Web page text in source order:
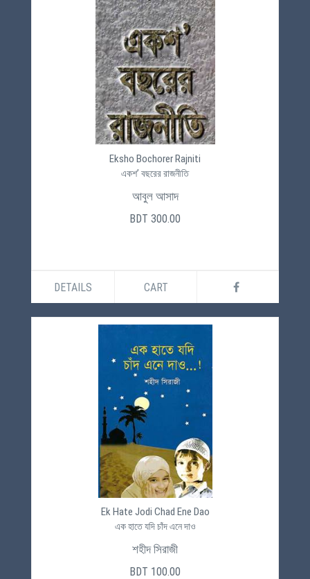
Eksho Bochorer Rajniti
একশ’ বছরের রাজনীতি
আবুল আসাদ
BDT 300.00
DETAILS CART
Ek Hate Jodi Chad Ene Dao
এক হাতে যদি চাঁদ এনে দাও
শহীদ সিরাজী
BDT 100.00